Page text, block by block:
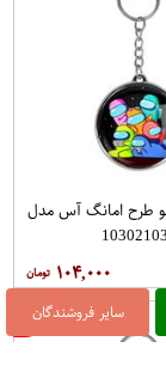
سایر فروشندگان
طرح امانگ آس مدل
۱۰۴,۰۰۰
5%